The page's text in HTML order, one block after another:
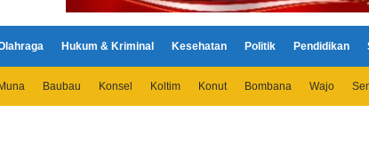
Hukum & Kriminal Kesehatan Politik Pendidikan
Baubau Konsel Koltim Konut Bombana Wajo